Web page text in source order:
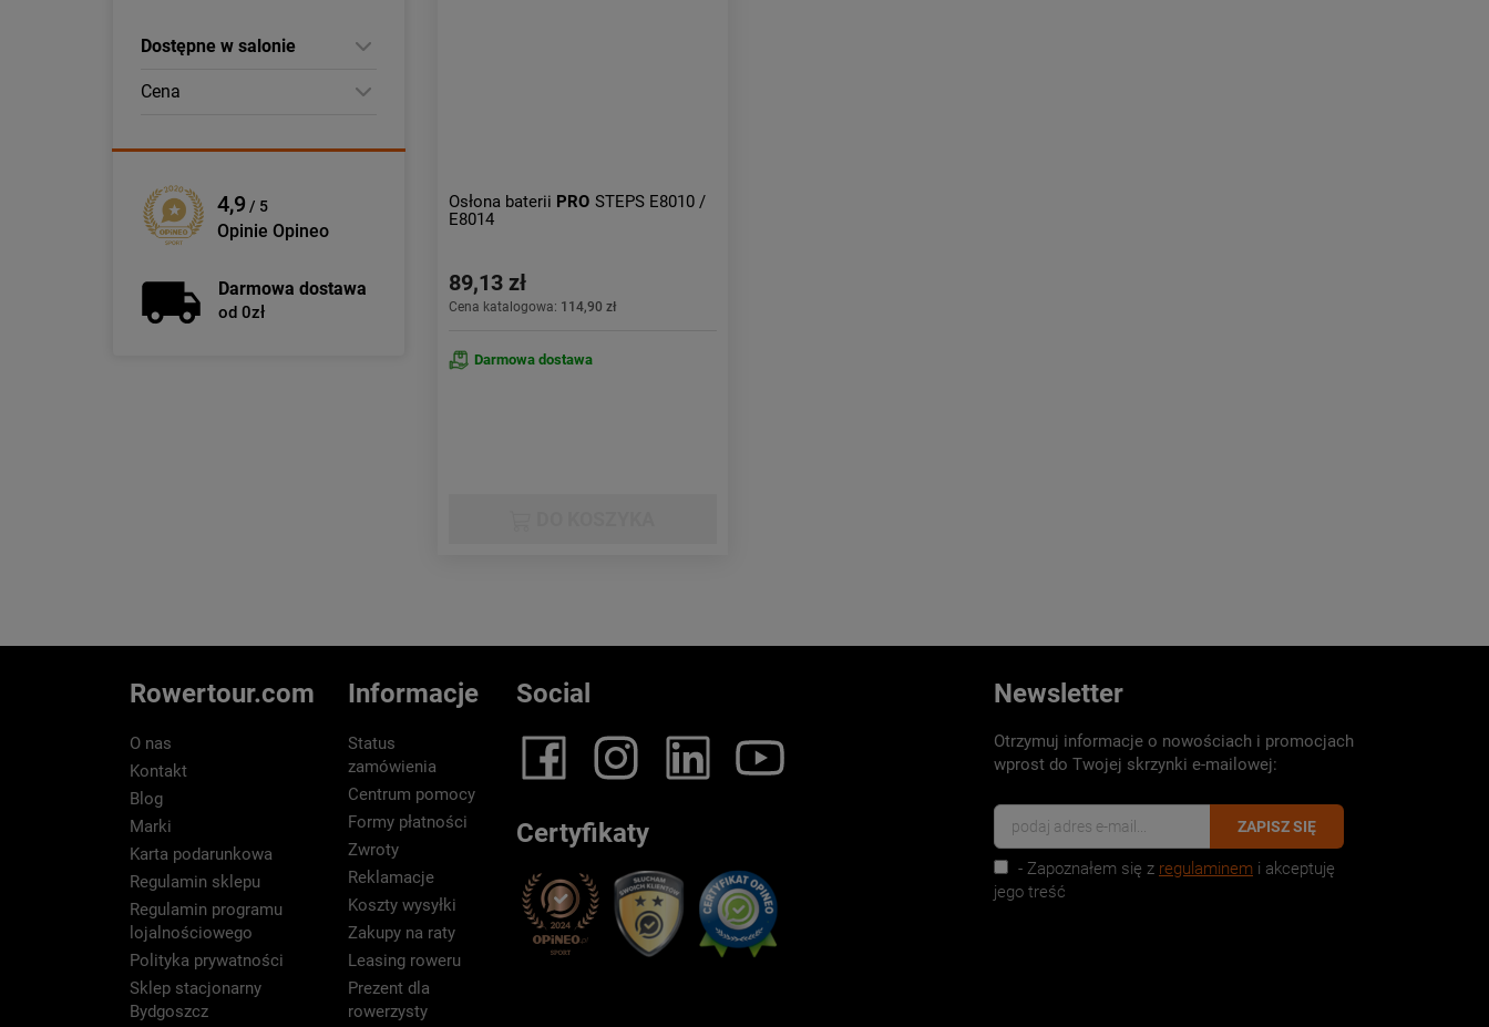
Dostępne w salonie
Cena
4,9 / 5
Opinie Opineo
Darmowa dostawa
od 0zł
Osłona baterii PRO STEPS E8010 /
E8014
89,13 zł
Cena katalogowa: 114,90 zł
Darmowa dostawa
Rowertour.com
O nas
Kontakt
Blog
Marki
Karta podarunkowa
Regulamin sklepu
Regulamin programu
lojalnościowego
Polityka prywatności
Sklep stacjonarny
Bydgoszcz
Informacje
Status
zamówienia
Centrum pomocy
Formy płatności
Zwroty
Reklamacje
Koszty wysyłki
Zakupy na raty
Leasing roweru
Prezent dla
rowerzysty
Social
Certyfikaty
Newsletter
Otrzymuj informacje o nowościach i promocjach
wprost do Twojej skrzynki e-mailowej:
ZAPISZ SIĘ
- Zapoznałem się z regulaminem i akceptuję
jego treść